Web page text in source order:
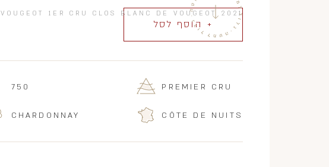
VOUGEOT 1ER CRU CLOS BLANC DE VOUGEOT 2021
+ הוסף לסל
750
CHARDONNAY
PREMIER CRU
CÔTE DE NUITS